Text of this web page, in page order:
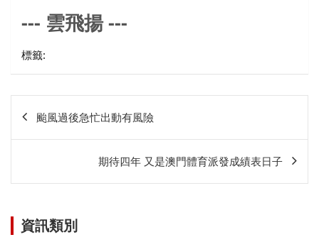
--- 雲飛揚 ---
標籤:
章
颱風過後急忙出動有風險
期待四年 又是澳門體育派發成績表日子
資訊類別